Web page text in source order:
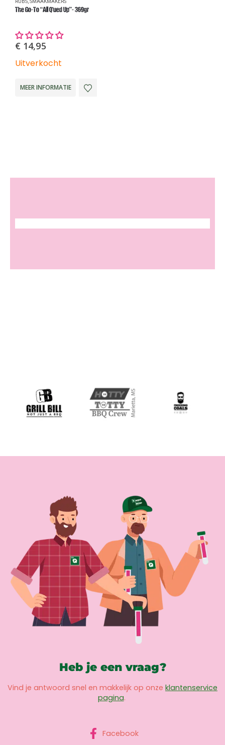
RUBS SMAAKMAKERS
The Go-To “All Q’ued Up”- 369gr
€ 14,95
Uitverkocht
MEER INFORMATIE
Heb je een vraag?
Vind je antwoord snel en makkelijk op onze klantenservice
pagina.
Facebook